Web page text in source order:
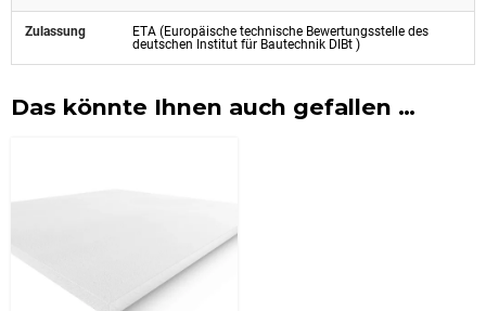
Zulassung
ETA (Europäische technische Bewertungsstelle des
deutschen Institut für Bautechnik DIBt )
Das könnte Ihnen auch gefallen …